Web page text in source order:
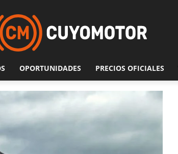
OPORTUNIDADES PRECIOS OFICIALES